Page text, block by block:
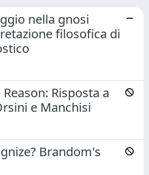
nella gnosi
filosofica di
Risposta a
e Manchisi
Brandom's